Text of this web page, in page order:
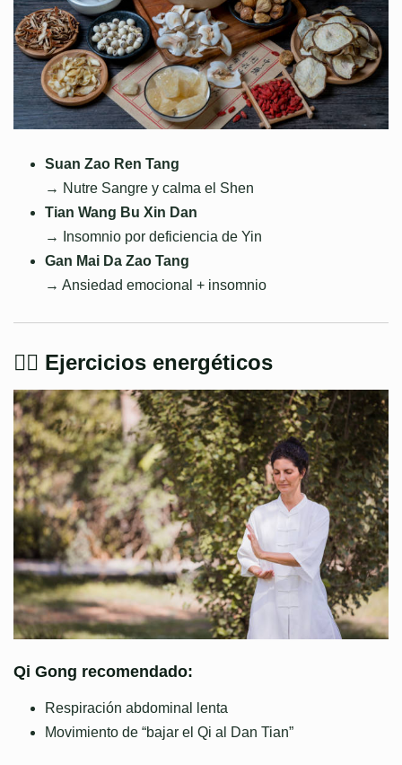
Suan Zao Ren Tang
→ Nutre Sangre y calma el Shen
Tian Wang Bu Xin Dan
→ Insomnio por deficiencia de Yin
Gan Mai Da Zao Tang
→ Ansiedad emocional + insomnio
🧘‍♂️ Ejercicios energéticos
Qi Gong recomendado:
Respiración abdominal lenta
Movimiento de “bajar el Qi al Dan Tian”